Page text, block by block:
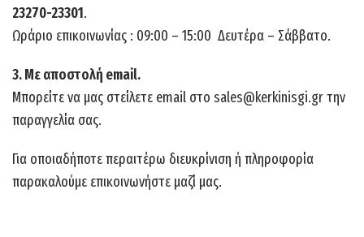
23270-23301.
Ωράριο επικοινωνίας : 09:00 – 15:00 Δευτέρα – Σάββατο.
3. Με αποστολή email.
Μπορείτε να μας στείλετε email στο sales@kerkinisgi.grτην
παραγγελία σας.
Για οποιαδήποτε περαιτέρω διευκρίνιση ή πληροφορία
παρακαλούμε επικοινωνήστε μαζί μας.